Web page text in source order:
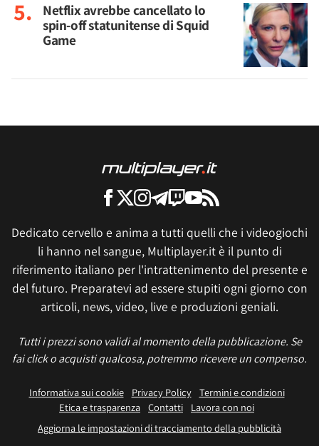
Netflix avrebbe cancellato lo
spin-off statunitense di Squid
Game
Dedicato cervello e anima a tutti quelli che i videogiochi
li hanno nel sangue, Multiplayer.it è il punto di
riferimento italiano per l'intrattenimento del presente e
del futuro. Preparatevi ad essere stupiti ogni giorno con
articoli, news, video, live e produzioni geniali.
Tutti i prezzi sono validi al momento della pubblicazione. Se
fai click o acquisti qualcosa, potremmo ricevere un compenso.
Informativa sui cookie Privacy Policy
Termini e condizioni
Etica e trasparenza Contatti
Lavora con noi
Aggiorna le impostazioni di tracciamento della pubblicità